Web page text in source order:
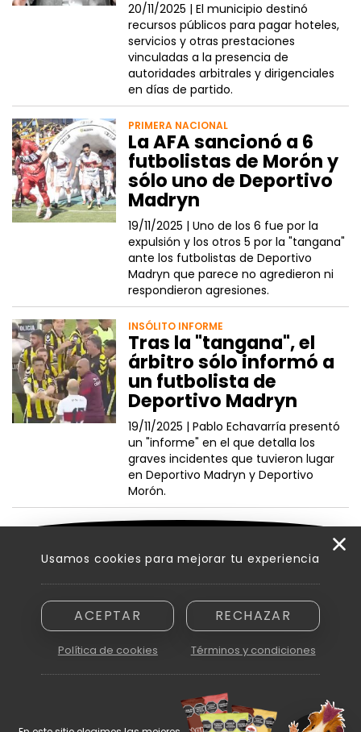
20/11/2025 |El municipio destinó
recursos públicos para pagar hoteles,
servicios y otras prestaciones
vinculadas a la presencia de
autoridades arbitrales y dirigenciales
en días de partido.
PRIMERA NACIONAL
La AFA sancionó a 6
futbolistas de Morón y
sólo uno de Deportivo
Madryn
19/11/2025 |Uno de los 6 fue por la
expulsión y los otros 5 por la "tangana"
ante los futbolistas de Deportivo
Madryn que parece no agredieron ni
respondieron agresiones.
INSÓLITO INFORME
Tras la "tangana", el
árbitro sólo informó a
un futbolista de
Deportivo Madryn
19/11/2025 |Pablo Echavarría presentó
un "informe" en el que detalla los
graves incidentes que tuvieron lugar
en Deportivo Madryn y Deportivo
Morón.
Razón social: Innovamedia S. A. - CUIT asignada: 30-71894810-6
Domicilio: Peatonal Sarmiento 250, piso 6.º, oficina B - Ciudad de
Usamos cookies para mejorar tu experiencia
ACEPTAR RECHAZAR
Política de cookies Términos y condiciones